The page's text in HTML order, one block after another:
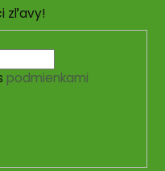
zľavy!
podmienkami